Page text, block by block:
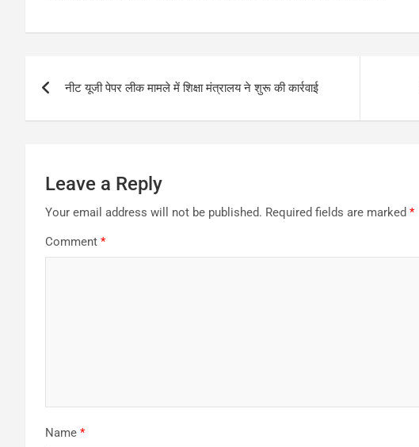
navigation
नीट यूजी पेपर लीक मामले में शिक्षा मंत्रालय ने शुरू की कार्रवाई
Leave a Reply
Your email address will not be published. Required fields are marked *
Comment *
Name *